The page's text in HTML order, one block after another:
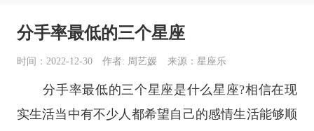
分手率最低的三个星座
时间：2022-12-30 作者: 周艺媛 来源：星座乐
分手率最低的三个星座是什么星座?相信在现
实生活当中有不少人都希望自己的感情生活能够顺